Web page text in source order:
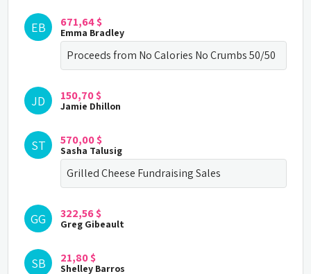
EB 671,64 $
Emma Bradley
Proceeds from No Calories No Crumbs 50/50
JD 150,70 $
Jamie Dhillon
ST 570,00 $
Sasha Talusig
Grilled Cheese Fundraising Sales
GG 322,56 $
Greg Gibeault
SB 21,80 $
Shelley Barros